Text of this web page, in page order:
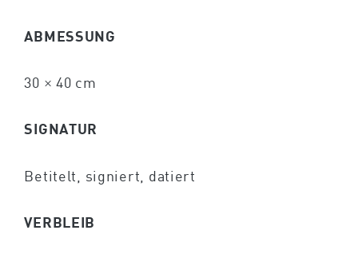
ABMESSUNG
30 × 40 cm
SIGNATUR
Betitelt, signiert, datiert
VERBLEIB